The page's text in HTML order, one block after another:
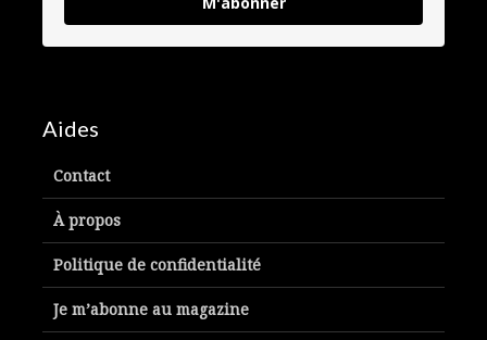
Aides
Contact
À propos
Politique de confidentialité
Je m’abonne au magazine